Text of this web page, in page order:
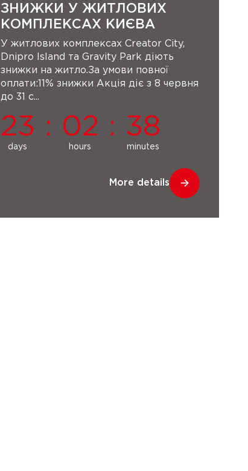
ЗНИЖКИ У ЖИТЛОВИХ
КОМПЛЕКСАХ КИЄВА
У житлових комплексах Creator City,
Dnipro Island та Gravity Park діють
знижки на житло.За умови повної
оплати:11% знижки Акція діє з 8 червня
до 31 с...
23
days
: 02
hours
: 38
minutes
More details